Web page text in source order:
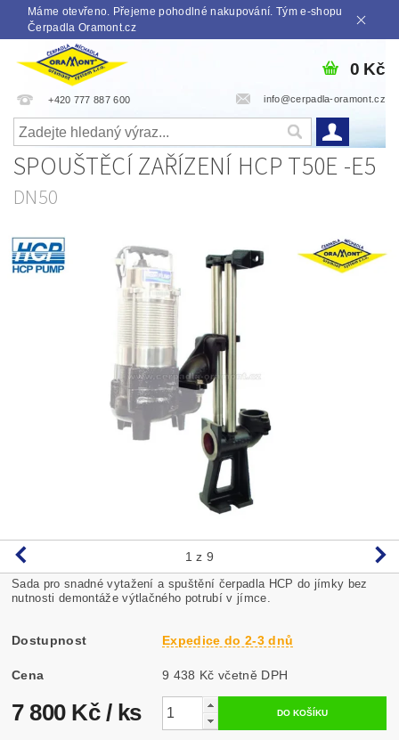
Máme otevřeno. Přejeme pohodlné nakupování. Tým e-shopu
Čerpadla Oramont.cz
+420 777 887 600 info@cerpadla-oramont.cz
0 Kč
SPOUŠTĚCÍ ZAŘÍZENÍ HCP T50E -E5
DN50
1 z 9
Sada pro snadné vytažení a spuštění čerpadla HCP do jímky bez
nutnosti demontáže výtlačného potrubí v jímce.
Dostupnost Expedice do 2-3 dnů
Cena 9 438 Kč včetně DPH
7 800 Kč / ks